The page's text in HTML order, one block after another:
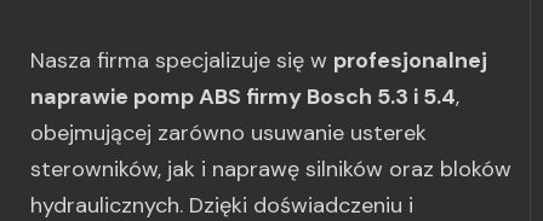
Nasza firma specjalizuje się w profesjonalnej
naprawie pomp ABS firmy Bosch 5.3 i 5.4,
obejmującej zarówno usuwanie usterek
sterowników, jak i naprawę silników oraz bloków
hydraulicznych. Dzięki doświadczeniu i